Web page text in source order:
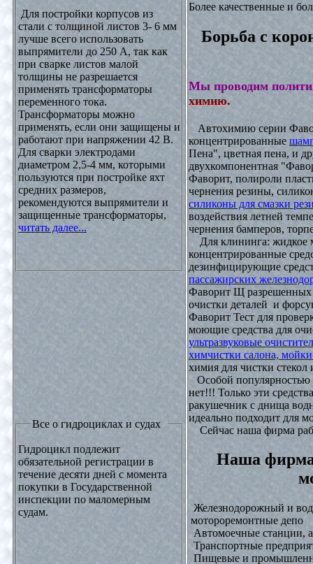
Для постройки корпусов из
стали с толщиной листов 3- 6 мм
лучше всего использовать
выпрямители до 250 А, так как
при сварке листов малой
толщины не разрешается
применять трансформаторы
переменного тока.
Трансформаторы можно
применять, если они защищены и
работают при напряжении 42 В.
Для сварки электродами
диаметром 2,5-4 мм, которыми
пользуются при постройке яхт
средних размеров,
рекомендуются выпрямители и
защищенные трансформаторы,
читать далее...
Все о гидроциклах и судах
Гидроцикл подлежит
обязательной регистрации в
течение десяти дней с момента
покупки в Государственной
инспекции по маломерным
судам.
Более качественные и
Борьба с
Мы проводим
химию.
Автохимию серии
концентрированные
Пена", цветная пена, и
двухкомпонентная
Фаворит, полироли
чернения резины,
силиконы для смазки
воздействия летней
чернения бамперов,
Для клининга: жидкое
концентрированные
дезинфицирующие
пассажирских
Фаворит Щ
очистки деталей и
Фаворит Тест для
моющие средства для
ультразвуковые
химчистки салона,
химия для чистки стекол
Особой популярностью
нет!!! Только эти
ракушечник с днища
идеально подходит для
Сейчас наша фирма
Наша фирма
Железнодорожный и
мотороремонтные депо
Автомоечные станции,
Транспортные
Пищевые и